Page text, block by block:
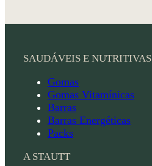
SAUDÁVEIS E NUTRITIVAS
Gomas
Gomas Vitamínicas
Barras
Barras Energéticas
Packs
A STAUTT